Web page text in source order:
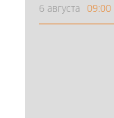
6 августа 09:00